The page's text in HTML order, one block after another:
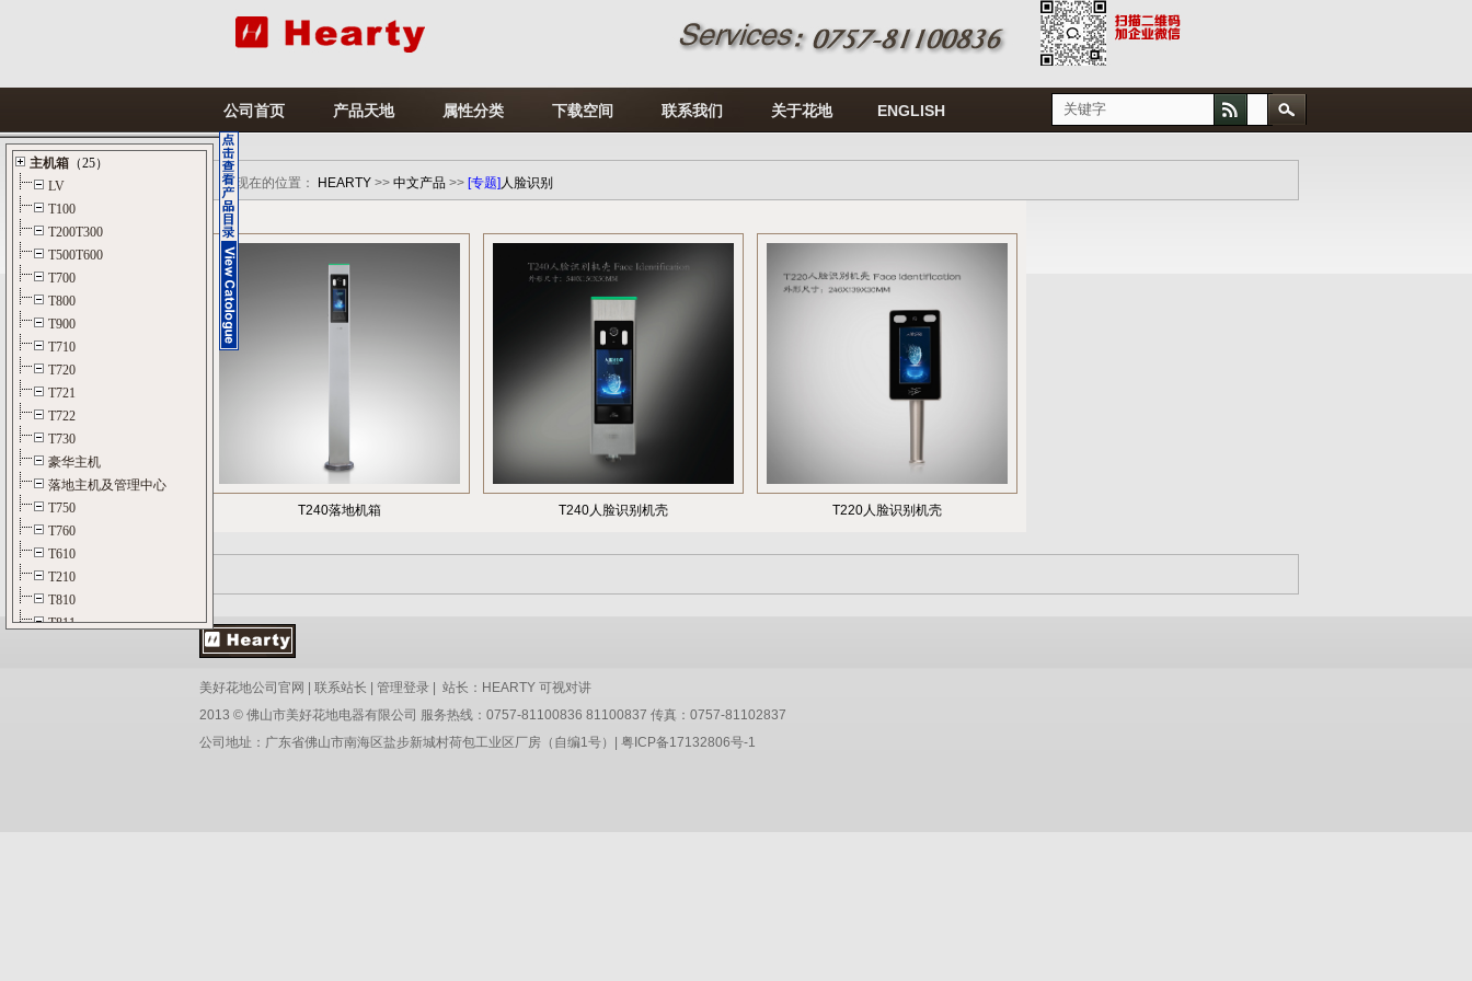
公司首页 产品天地 属性分类 下载空间 联系我们 关于花地 ENGLISH
您现在的位置： HEARTY >> 中文产品 >> [专题] 人脸识别
T240落地机箱 T240人脸识别机壳 T220人脸识别机壳
美好花地公司官网 联系站长 管理登录 | 站长： HEARTY 可视对讲
2013 © 佛山市美好花地电器有限公司 服务热线：0757-81100836 81100837 传真：0757-81102837
公司地址：广东省佛山市南海区盐步新城村荷包工业区厂房（自编1号）| 粤ICP备17132806号-1